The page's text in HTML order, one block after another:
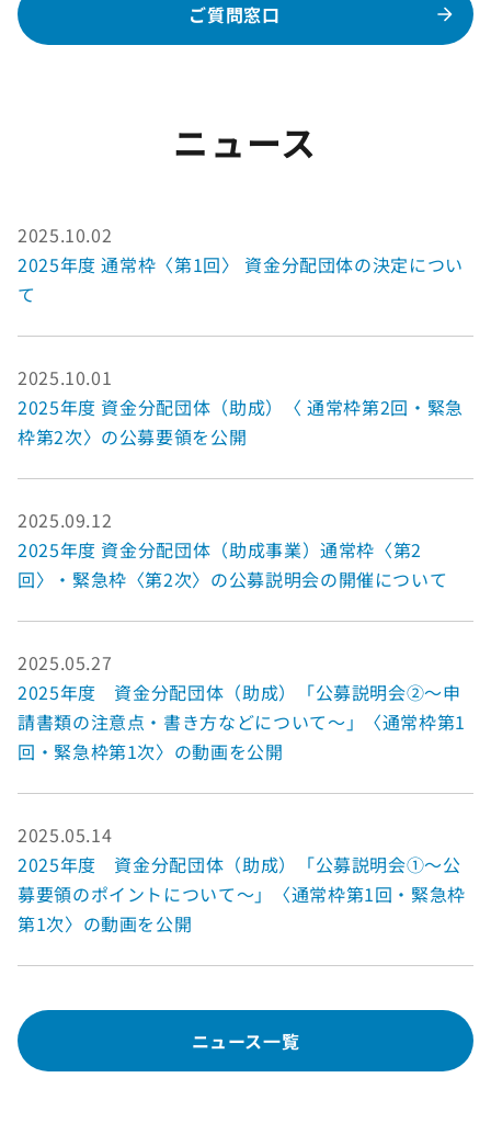
ご質問窓口
ニュース
2025.10.02
2025年度 通常枠〈第1回〉 資金分配団体の決定につい
て
2025.10.01
2025年度 資金分配団体（助成）〈 通常枠第2回・緊急
枠第2次〉の公募要領を公開
2025.09.12
2025年度 資金分配団体（助成事業）通常枠〈第2
回〉・緊急枠〈第2次〉の公募説明会の開催について
2025.05.27
2025年度 資金分配団体（助成）「公募説明会②～申
請書類の注意点・書き方などについて～」〈通常枠第1
回・緊急枠第1次〉の動画を公開
2025.05.14
2025年度 資金分配団体（助成）「公募説明会①～公
募要領のポイントについて～」〈通常枠第1回・緊急枠
第1次〉の動画を公開
ニュース一覧